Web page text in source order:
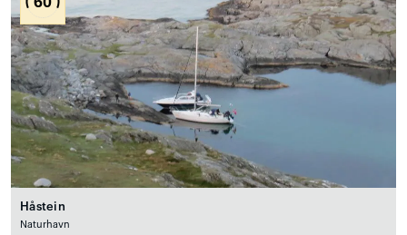
Håstein
Naturhavn